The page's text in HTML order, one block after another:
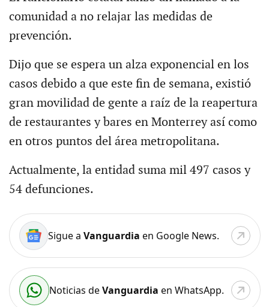
comunidad a no relajar las medidas de
prevención.
Dijo que se espera un alza exponencial en los
casos debido a que este fin de semana, existió
gran movilidad de gente a raíz de la reapertura
de restaurantes y bares en Monterrey así como
en otros puntos del área metropolitana.
Actualmente, la entidad suma mil 497 casos y
54 defunciones.
Sigue a Vanguardia en Google News.
Noticias deVanguardia en WhatsApp.